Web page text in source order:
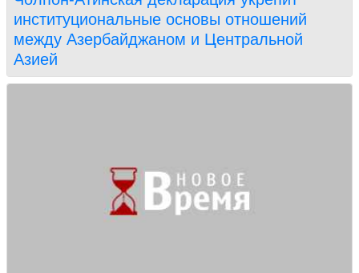
институциональные основы отношений
между Азербайджаном и Центральной
Азией